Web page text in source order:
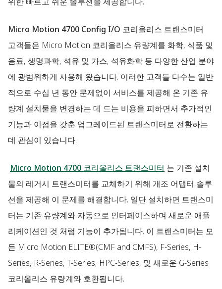
Micro Motion 4700 Config I/O 코리올리스 트랜스미터
고객들은 Micro Motion 코리올리스 유량계를 화학, 식품 및
음료, 생명과학, 석유 및 가스, 석유화학 등 다양한 산업 분야
에 광범위하게 사용해 왔습니다. 이러한 고객들 다수는 일반
적으로 수십 년 동안 문제없이 서비스를 제공해 온 기존 유
량계 설치물을 변경하는 데 드는 비용을 피하면서 추가적인
기능과 이점을 갖춘 업그레이드된 트랜스미터로 전환하는
데 관심이 있습니다.
Micro Motion 4700 코리올리스 트랜스미터 는 기존 설치
물의 레거시 트랜스미터를 교체하기 위해 개조 어댑터 솔루
션을 제공해 이 문제를 해결합니다. 일단 설치하면 트랜스미
터는 기존 유량계와 자동으로 인터페이스하며 새로운 애플
리케이션인 것 처럼 기능이 추가됩니다. 이 트랜스미터는 모
든 Micro Motion ELITE®(CMF and CMFS), F-Series, H-
Series, R-Series, T-Series, HPC-Series, 및 새로운 G-Series
코리올리스 유량계와 호환됩니다.